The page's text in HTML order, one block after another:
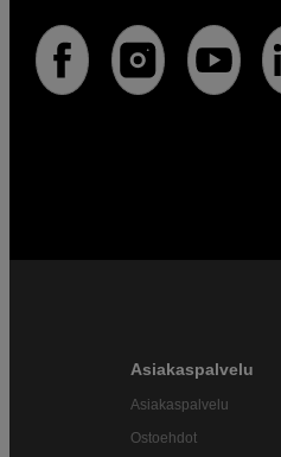
Asiakaspalvelu
Asiakaspalvelu
Ostoehdot